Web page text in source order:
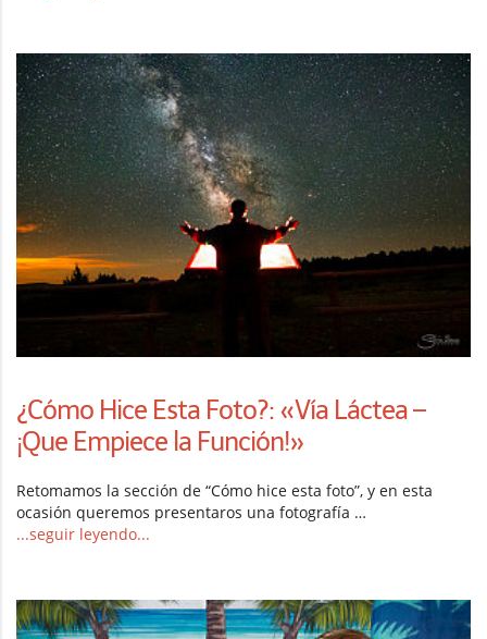
¿Cómo Hice Esta Foto?: «Vía Láctea –
¡Que Empiece la Función!»
Retomamos la sección de “Cómo hice esta foto”, y en esta
ocasión queremos presentaros una fotografía …
...seguir leyendo...